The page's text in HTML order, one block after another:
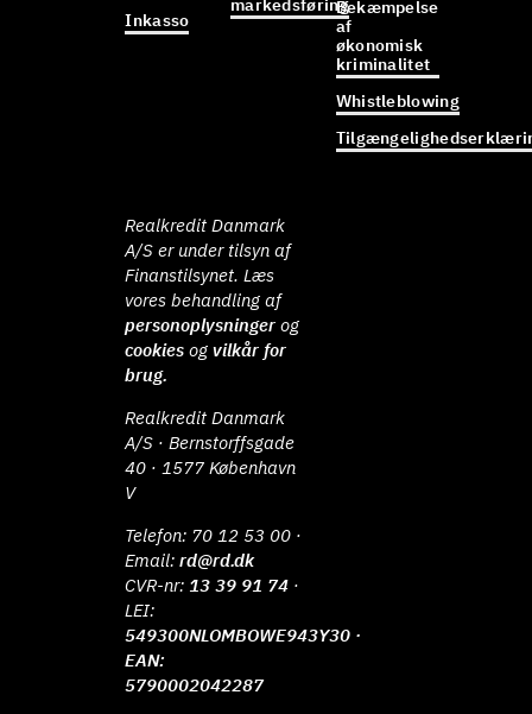
Inkasso
markedsføringBekæmpelse
af
økonomisk
kriminalitet
Whistleblowing
Realkredit Danmark
A/S er under tilsyn af
Finanstilsynet. Læs
vores behandling af
personoplysninger og
cookies ogvilkår for
brug.
Realkredit Danmark
A/S · Bernstorffsgade
40 · 1577 København
V
Telefon: 70 12 53 00 ·
Email:rd@rd.dk
CVR-nr: 13 39 91 74 ·
LEI:
549300NLOMBOWE943Y30 ·
EAN:
5790002042287